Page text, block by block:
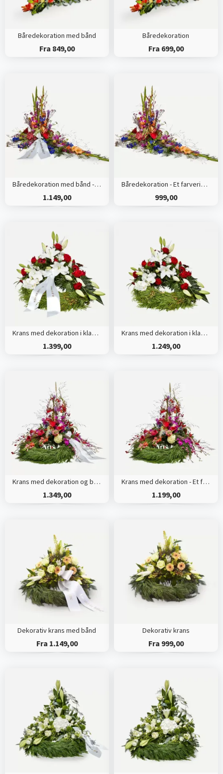
Båredekoration med bånd
Fra 849,00
Båredekoration
Fra 699,00
Båredekoration med bånd - Et farverigt farvel
1.149,00
Båredekoration - Et farverigt farvel
999,00
Krans med dekoration i klassisk stil - rød og hvid - med bånd
1.399,00
Krans med dekoration i klassisk stil - rød og hvid
1.249,00
Krans med dekoration og bånd - Et farverigt farvel
1.349,00
Krans med dekoration - Et farverigt farvel
1.199,00
Dekorativ krans med bånd
Fra 1.149,00
Dekorativ krans
Fra 999,00